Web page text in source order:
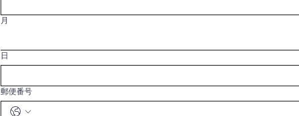
月
日
郵便番号